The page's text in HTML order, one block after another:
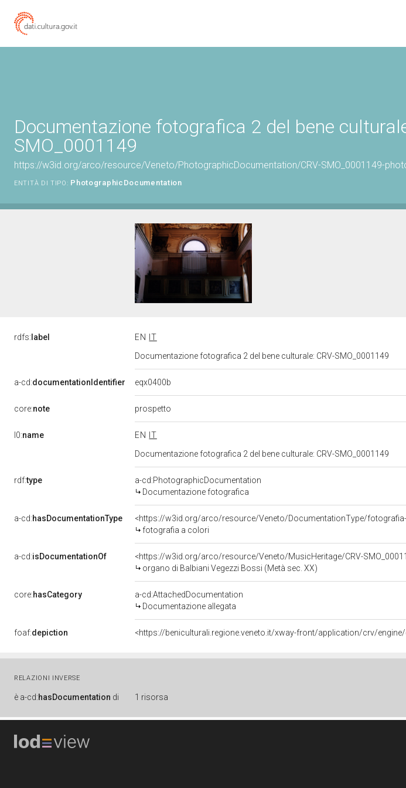
Documentazione fotografica 2 del bene
SMO_0001149
https://w3id.org/arco/resource/Veneto/PhotographicDocumentation/CRV-SMO_0001149-
ENTITÀ DI TIPO: PhotographicDocumentation
rdfs: label EN
IT
Documentazione fotografica 2 del bene culturale: CRV-SMO_0001149
a-cd:documentationIdentifier eqx0400b
core:note prospetto
l0:name EN
IT
Documentazione fotografica 2 del bene culturale: CRV-SMO_0001149
rdf:type
a-cd:PhotographicDocumentation
Documentazione fotografica
a-cd:hasDocumentationType
<https://w3id.org/arco/resource/Veneto/DocumentationType/
fotografia a colori
a-cd:isDocumentationOf
<https://w3id.org/arco/resource/Veneto/MusicHeritage/CRV-
organo di Balbiani Vegezzi Bossi (Metà sec. XX)
core:hasCategory
a-cd:AttachedDocumentation
Documentazione allegata
foaf:depiction <https://beniculturali.regione.veneto.it/xway-front/application/crv/
RELAZIONI INVERSE
è a-cd:hasDocumentation di 1 risorsa